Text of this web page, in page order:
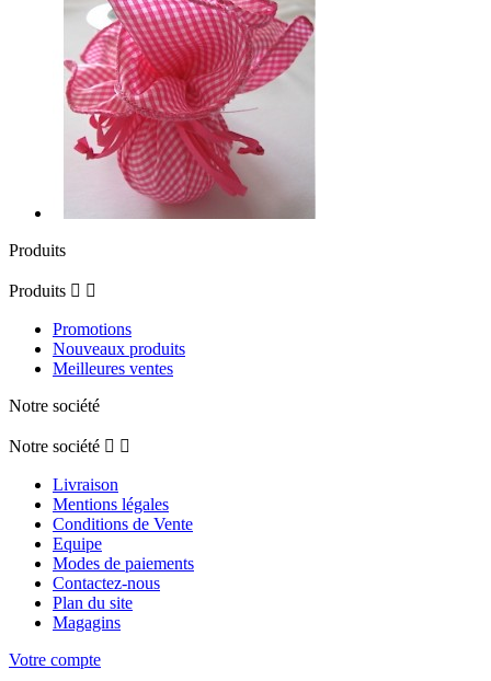
Produits
Produits  
Promotions
Nouveaux produits
Meilleures ventes
Notre société
Notre société  
Livraison
Mentions légales
Conditions de Vente
Equipe
Modes de paiements
Contactez-nous
Plan du site
Magagins
Votre compte